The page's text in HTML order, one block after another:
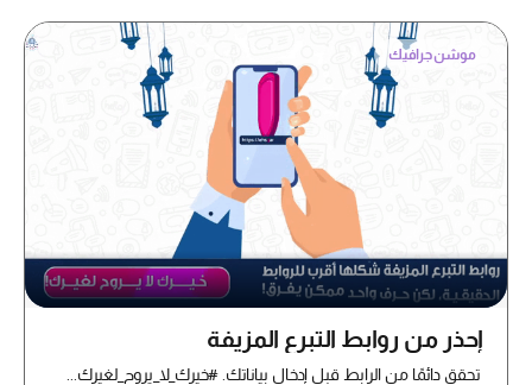
موشن جرافيك
إحذر من روابط التبرع المزيفة
تحقق دائمًا من الرابط قبل إدخال بياناتك. #خيرك_لا_يروح_لغيرك...